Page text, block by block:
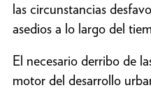
las circunstancias
asedios a lo largo del
El necesario derribo de
motor del desarrollo